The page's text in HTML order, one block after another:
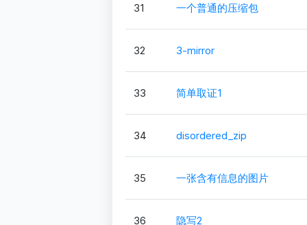
31 一个普通的压缩包
32 3-mirror
33 简单取证1
34 disordered_zip
35 一张含有信息的图片
36 隐写2